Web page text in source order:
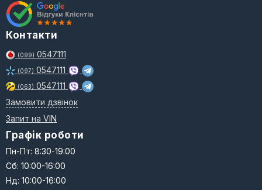
Контакти
(099) 0547111
(097) 0547111
(063) 0547111
Замовити дзвінок
Запит на VIN
Графік роботи
Пн-Пт: 8:30-19:00
Сб: 10:00-16:00
Нд: 10:00-16:00